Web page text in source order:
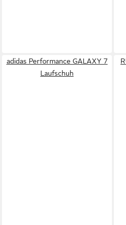
adidas Performance GALAXY 7
Laufschuh